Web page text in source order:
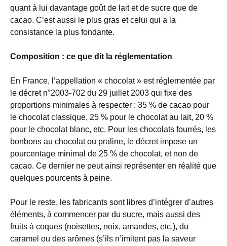
quant à lui davantage goût de lait et de sucre que de
cacao. C’est aussi le plus gras et celui qui a la
consistance la plus fondante.
Composition : ce que dit la réglementation
En France, l’appellation « chocolat » est réglementée par
le décret n°2003-702 du 29 juillet 2003 qui fixe des
proportions minimales à respecter : 35 % de cacao pour
le chocolat classique, 25 % pour le chocolat au lait, 20 %
pour le chocolat blanc, etc. Pour les chocolats fourrés, les
bonbons au chocolat ou praline, le décret impose un
pourcentage minimal de 25 % de chocolat, et non de
cacao. Ce dernier ne peut ainsi représenter en réalité que
quelques pourcents à peine.
Pour le reste, les fabricants sont libres d’intégrer d’autres
éléments, à commencer par du sucre, mais aussi des
fruits à coques (noisettes, noix, amandes, etc.), du
caramel ou des arômes (s’ils n’imitent pas la saveur